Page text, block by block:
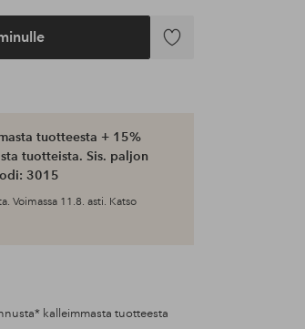
Lisää
tuotteesta + 15%
tuotteista. Sis. paljon
3015
Voimassa 11.8. asti. Katso
kalleimmasta tuotteesta